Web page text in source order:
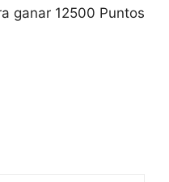
ganar 12500 Puntos